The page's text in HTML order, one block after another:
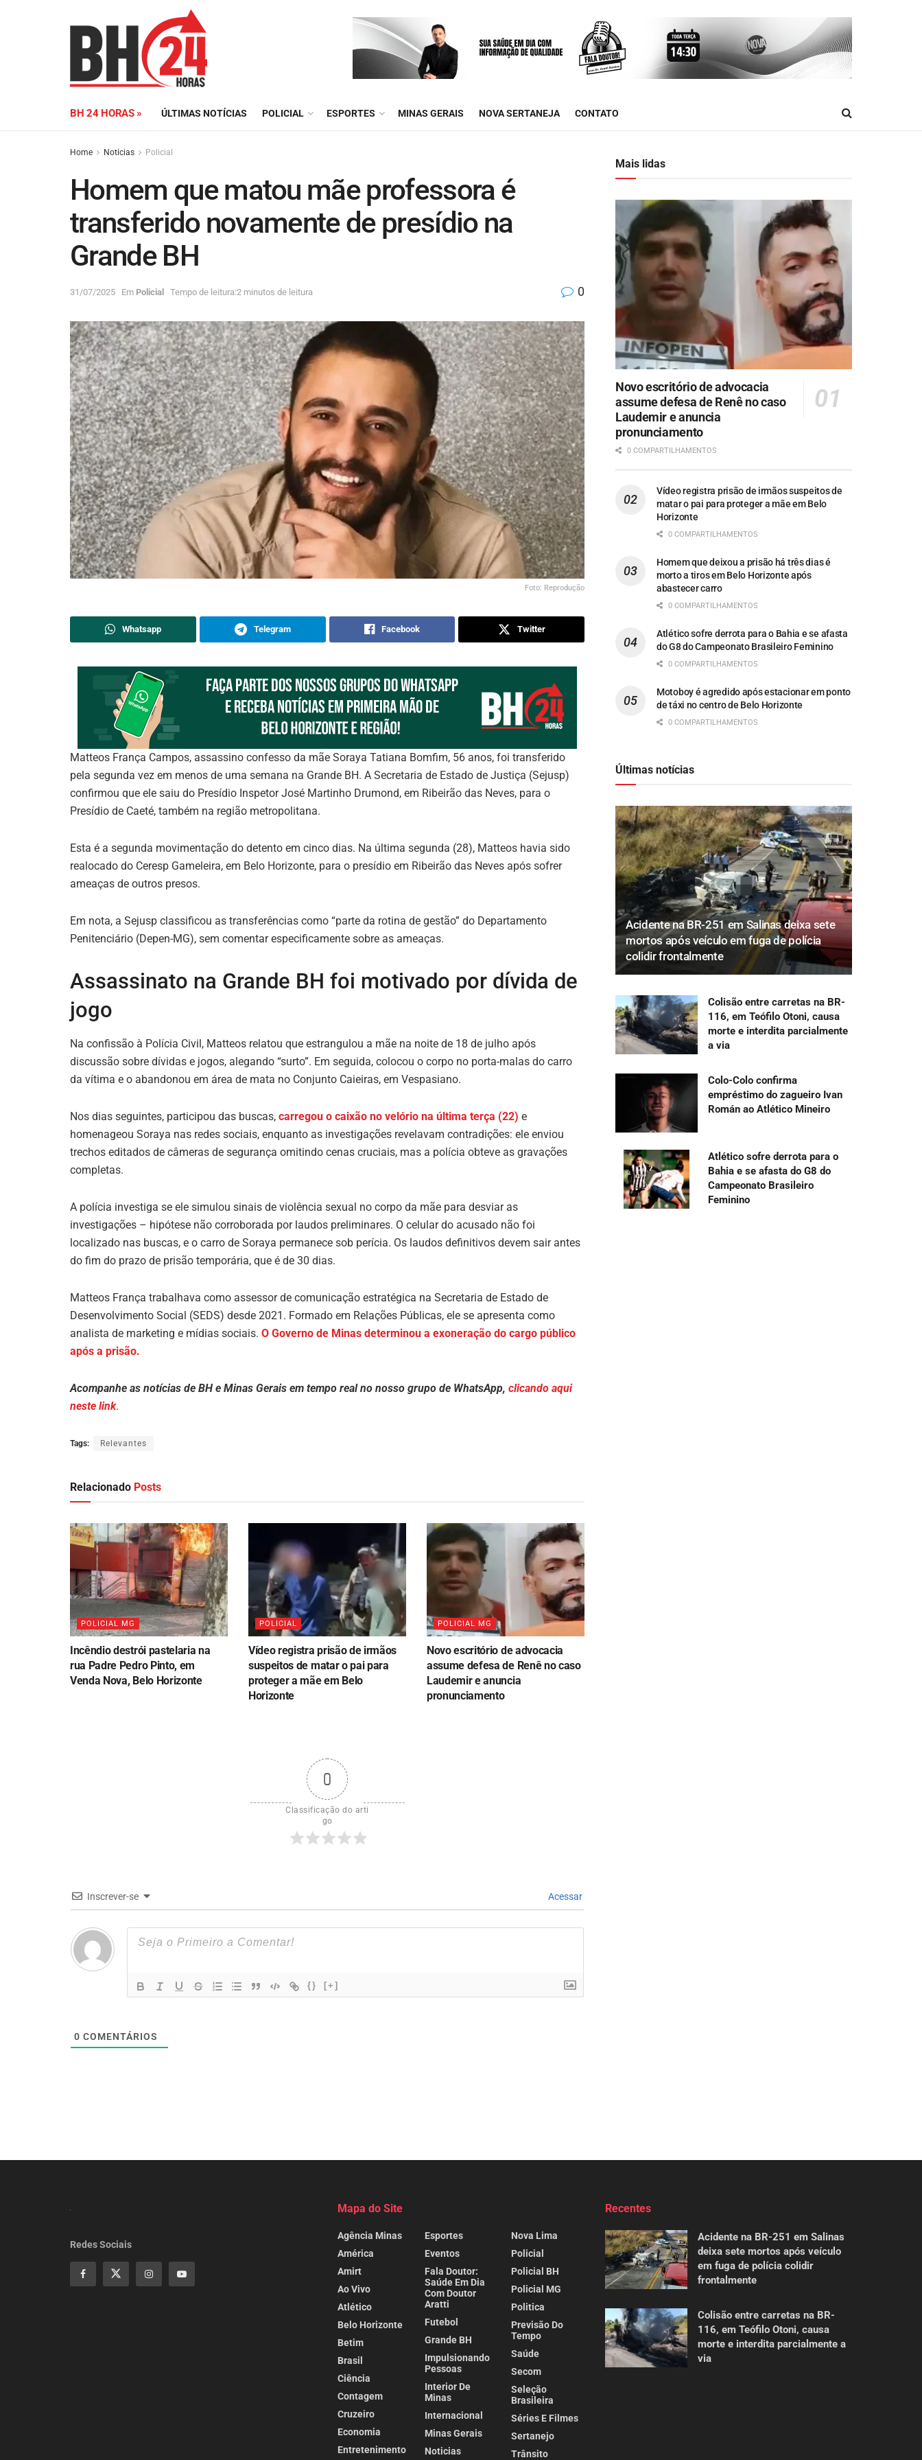
BH 24 HORAS » ÚLTIMAS NOTÍCIAS POLICIAL ESPORTES MINAS GERAIS NOVA SERTANEJA CONTATO
Home Noticias Policial
Homem que matou mãe professora é
transferido novamente de presídio na
Grande BH
31/07/2025 Em Policial Tempo de leitura:2 minutos de leitura 0
Foto: Reprodução
Whatsapp Telegram Facebook Twitter
Matteos França Campos, assassino confesso da mãe Soraya Tatiana Bomfim, 56 anos, foi transferido
pela segunda vez em menos de uma semana na Grande BH. A Secretaria de Estado de Justiça (Sejusp)
confirmou que ele saiu do Presídio Inspetor José Martinho Drumond, em Ribeirão das Neves, para o
Presídio de Caeté, também na região metropolitana.
Esta é a segunda movimentação do detento em cinco dias. Na última segunda (28), Matteos havia sido
realocado do Ceresp Gameleira, em Belo Horizonte, para o presídio em Ribeirão das Neves após sofrer
ameaças de outros presos.
Em nota, a Sejusp classificou as transferências como “parte da rotina de gestão” do Departamento
Penitenciário (Depen-MG), sem comentar especificamente sobre as ameaças.
Assassinato na Grande BH foi motivado por dívida de
jogo
Na confissão à Polícia Civil, Matteos relatou que estrangulou a mãe na noite de 18 de julho após
discussão sobre dívidas e jogos, alegando “surto”. Em seguida, colocou o corpo no porta-malas do carro
da vítima e o abandonou em área de mata no Conjunto Caieiras, em Vespasiano.
Nos dias seguintes, participou das buscas, carregou o caixão no velório na última terça (22) e
homenageou Soraya nas redes sociais, enquanto as investigações revelavam contradições: ele enviou
trechos editados de câmeras de segurança omitindo cenas cruciais, mas a polícia obteve as gravações
completas.
A polícia investiga se ele simulou sinais de violência sexual no corpo da mãe para desviar as
investigações – hipótese não corroborada por laudos preliminares. O celular do acusado não foi
localizado nas buscas, e o carro de Soraya permanece sob perícia. Os laudos definitivos devem sair antes
do fim do prazo de prisão temporária, que é de 30 dias.
Matteos França trabalhava como assessor de comunicação estratégica na Secretaria de Estado de
Desenvolvimento Social (SEDS) desde 2021. Formado em Relações Públicas, ele se apresenta como
analista de marketing e mídias sociais. O Governo de Minas determinou a exoneração do cargo público
após a prisão.
Acompanhe as notícias de BH e Minas Gerais em tempo real no nosso grupo de WhatsApp, clicando aqui
neste link.
Tags: Relevantes
Relacionado Posts
POLICIAL MG
Incêndio destrói pastelaria na
rua Padre Pedro Pinto, em
Venda Nova, Belo Horizonte
POLICIAL
Vídeo registra prisão de irmãos
suspeitos de matar o pai para
proteger a mãe em Belo
Horizonte
POLICIAL MG
Novo escritório de advocacia
assume defesa de Renê no caso
Laudemir e anuncia
pronunciamento
0
Classificação do arti
go
Inscrever-se Acessar
{} [+]
0 COMENTÁRIOS
Mais lidas
Novo escritório de advocacia
assume defesa de Renê no caso
Laudemir e anuncia
pronunciamento
0 COMPARTILHAMENTOS
Vídeo registra prisão de irmãos suspeitos de
matar o pai para proteger a mãe em Belo
Horizonte
0 COMPARTILHAMENTOS
Homem que deixou a prisão há três dias é
morto a tiros em Belo Horizonte após
abastecer carro
0 COMPARTILHAMENTOS
Atlético sofre derrota para o Bahia e se afasta
do G8 do Campeonato Brasileiro Feminino
0 COMPARTILHAMENTOS
Motoboy é agredido após estacionar em ponto
de táxi no centro de Belo Horizonte
0 COMPARTILHAMENTOS
Últimas notícias
Acidente na BR-251 em Salinas deixa sete
mortos após veículo em fuga de polícia
colidir frontalmente
Colisão entre carretas na BR-
116, em Teófilo Otoni, causa
morte e interdita parcialmente
a via
Colo-Colo confirma
empréstimo do zagueiro Ivan
Román ao Atlético Mineiro
Atlético sofre derrota para o
Bahia e se afasta do G8 do
Campeonato Brasileiro
Feminino
Redes Sociais
Mapa do Site
Agência Minas
América
Amirt
Ao Vivo
Atlético
Belo Horizonte
Betim
Brasil
Ciência
Contagem
Cruzeiro
Economia
Entretenimento
Esportes
Eventos
Fala Doutor:
Saúde Em Dia
Com Doutor
Aratti
Futebol
Grande BH
Impulsionando
Pessoas
Interior De
Minas
Internacional
Minas Gerais
Noticias
Nova Lima
Policial
Policial BH
Policial MG
Politica
Previsão Do
Tempo
Saúde
Secom
Seleção
Brasileira
Séries E Filmes
Sertanejo
Trânsito
Recentes
Acidente na BR-251 em Salinas
deixa sete mortos após veículo
em fuga de polícia colidir
frontalmente
Colisão entre carretas na BR-
116, em Teófilo Otoni, causa
morte e interdita parcialmente a
via